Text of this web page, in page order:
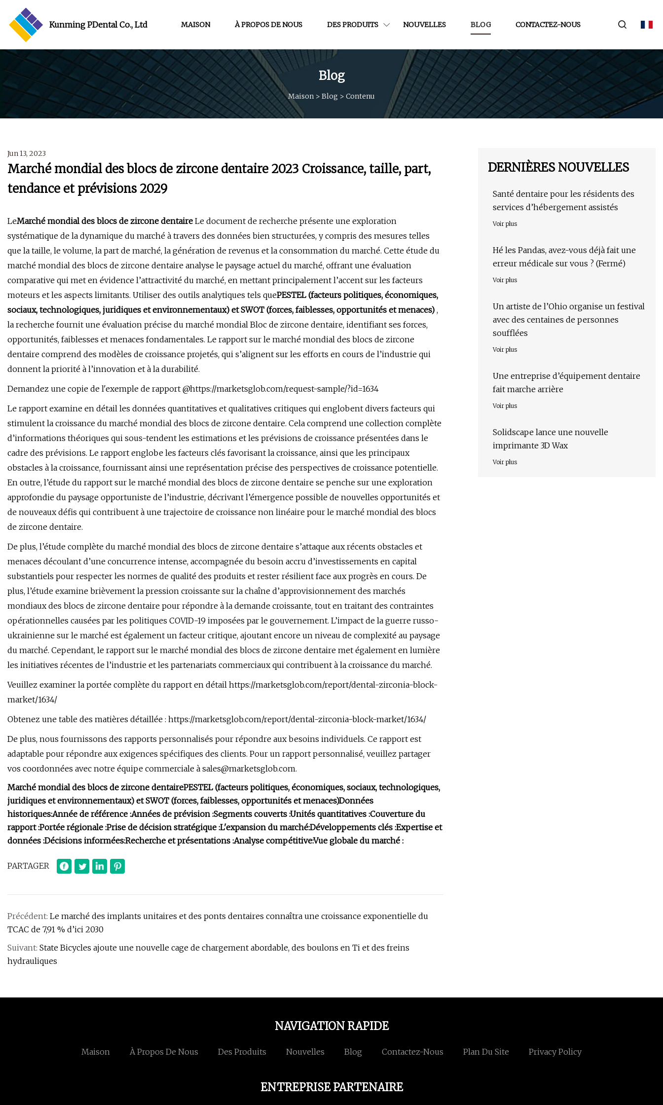
Kunming PDental Co., Ltd MAISON À PROPOS DE NOUS DES PRODUITS NOUVELLES BLOG CONTACTEZ-NOUS
Blog
Maison > Blog > Contenu
Jun 13, 2023
Marché mondial des blocs de zircone dentaire 2023 Croissance, taille, part,
tendance et prévisions 2029
LeMarché mondial des blocs de zircone dentaire Le document de recherche présente une exploration
systématique de la dynamique du marché à travers des données bien structurées, y compris des mesures telles
que la taille, le volume, la part de marché, la génération de revenus et la consommation du marché. Cette étude du
marché mondial des blocs de zircone dentaire analyse le paysage actuel du marché, offrant une évaluation
comparative qui met en évidence l’attractivité du marché, en mettant principalement l’accent sur les facteurs
moteurs et les aspects limitants. Utiliser des outils analytiques tels quePESTEL (facteurs politiques, économiques,
sociaux, technologiques, juridiques et environnementaux) et SWOT (forces, faiblesses, opportunités et menaces) ,
la recherche fournit une évaluation précise du marché mondial Bloc de zircone dentaire, identifiant ses forces,
opportunités, faiblesses et menaces fondamentales. Le rapport sur le marché mondial des blocs de zircone
dentaire comprend des modèles de croissance projetés, qui s’alignent sur les efforts en cours de l’industrie qui
donnent la priorité à l’innovation et à la durabilité.
Demandez une copie de l'exemple de rapport @https://marketsglob.com/request-sample/?id=1634
Le rapport examine en détail les données quantitatives et qualitatives critiques qui englobent divers facteurs qui
stimulent la croissance du marché mondial des blocs de zircone dentaire. Cela comprend une collection complète
d’informations théoriques qui sous-tendent les estimations et les prévisions de croissance présentées dans le
cadre des prévisions. Le rapport englobe les facteurs clés favorisant la croissance, ainsi que les principaux
obstacles à la croissance, fournissant ainsi une représentation précise des perspectives de croissance potentielle.
En outre, l’étude du rapport sur le marché mondial des blocs de zircone dentaire se penche sur une exploration
approfondie du paysage opportuniste de l’industrie, décrivant l’émergence possible de nouvelles opportunités et
de nouveaux défis qui contribuent à une trajectoire de croissance non linéaire pour le marché mondial des blocs
de zircone dentaire.
De plus, l’étude complète du marché mondial des blocs de zircone dentaire s’attaque aux récents obstacles et
menaces découlant d’une concurrence intense, accompagnée du besoin accru d’investissements en capital
substantiels pour respecter les normes de qualité des produits et rester résilient face aux progrès en cours. De
plus, l’étude examine brièvement la pression croissante sur la chaîne d’approvisionnement des marchés
mondiaux des blocs de zircone dentaire pour répondre à la demande croissante, tout en traitant des contraintes
opérationnelles causées par les politiques COVID-19 imposées par le gouvernement. L’impact de la guerre russo-
ukrainienne sur le marché est également un facteur critique, ajoutant encore un niveau de complexité au paysage
du marché. Cependant, le rapport sur le marché mondial des blocs de zircone dentaire met également en lumière
les initiatives récentes de l’industrie et les partenariats commerciaux qui contribuent à la croissance du marché.
Veuillez examiner la portée complète du rapport en détail https://marketsglob.com/report/dental-zirconia-block-
market/1634/
Obtenez une table des matières détaillée : https://marketsglob.com/report/dental-zirconia-block-market/1634/
De plus, nous fournissons des rapports personnalisés pour répondre aux besoins individuels. Ce rapport est
adaptable pour répondre aux exigences spécifiques des clients. Pour un rapport personnalisé, veuillez partager
vos coordonnées avec notre équipe commerciale à sales@marketsglob.com.
Marché mondial des blocs de zircone dentairePESTEL (facteurs politiques, économiques, sociaux, technologiques,
juridiques et environnementaux) et SWOT (forces, faiblesses, opportunités et menaces)Données
historiques:Année de référence :Années de prévision :Segments couverts :Unités quantitatives :Couverture du
rapport :Portée régionale :Prise de décision stratégique :L'expansion du marché:Développements clés :Expertise et
données :Décisions informées:Recherche et présentations :Analyse compétitive:Vue globale du marché :
PARTAGER
Précédent: Le marché des implants unitaires et des ponts dentaires connaîtra une croissance exponentielle du
TCAC de 7,91 % d’ici 2030
Suivant: State Bicycles ajoute une nouvelle cage de chargement abordable, des boulons en Ti et des freins
hydrauliques
DERNIÈRES NOUVELLES
Santé dentaire pour les résidents des
services d’hébergement assistés
Voir plus
Hé les Pandas, avez-vous déjà fait une
erreur médicale sur vous ? (Fermé)
Voir plus
Un artiste de l’Ohio organise un festival
avec des centaines de personnes
soufflées
Voir plus
Une entreprise d’équipement dentaire
fait marche arrière
Voir plus
Solidscape lance une nouvelle
imprimante 3D Wax
Voir plus
NAVIGATION RAPIDE
Maison À Propos De Nous Des Produits Nouvelles Blog Contactez-Nous Plan Du Site Privacy Policy
ENTREPRISE PARTENAIRE